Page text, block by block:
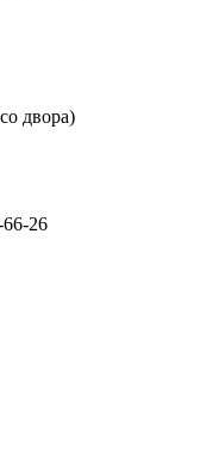
двора)
26